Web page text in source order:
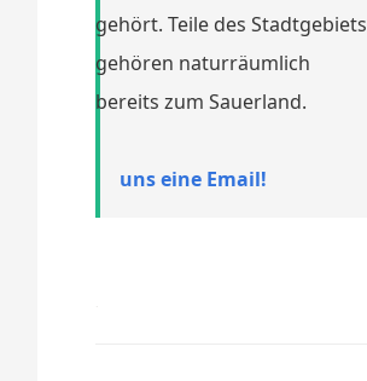
gehört. Teile des Stadtgebiets
gehören naturräumlich
bereits zum Sauerland.
uns eine Email!